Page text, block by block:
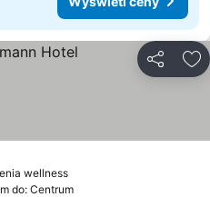
wellnessWyświetl ceny
ceny
do: Centrum